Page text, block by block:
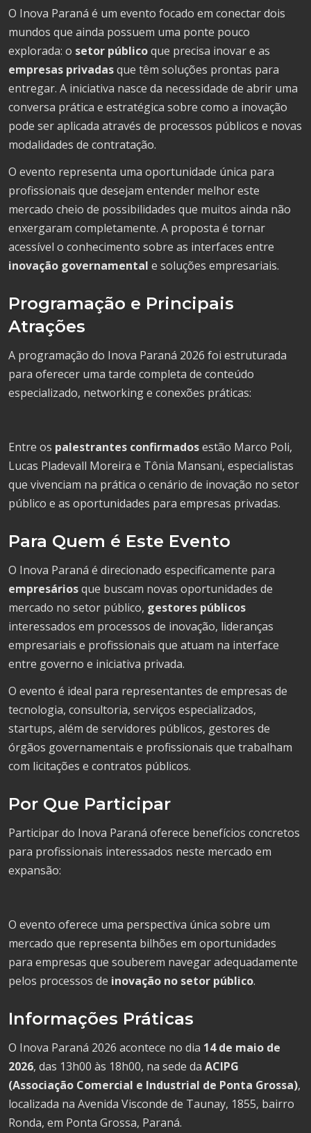
O Inova Paraná é um evento focado em conectar dois
mundos que ainda possuem uma ponte pouco
explorada: o setor públicoque precisa inovar e as
empresas privadasque têm soluções prontas para
entregar. A iniciativa nasce da necessidade de abrir uma
conversa prática e estratégica sobre como a inovação
pode ser aplicada através de processos públicos e novas
modalidades de contratação.
O evento representa uma oportunidade única para
profissionais que desejam entender melhor este
mercado cheio de possibilidades que muitos ainda não
enxergaram completamente. A proposta é tornar
acessível o conhecimento sobre as interfaces entre
inovação governamental e soluções empresariais.
Programação e Principais
Atrações
A programação do Inova Paraná 2026 foi estruturada
para oferecer uma tarde completa de conteúdo
especializado, networking e conexões práticas:
Entre os palestrantes confirmadosestão Marco Poli,
Lucas Pladevall Moreira e Tônia Mansani, especialistas
que vivenciam na prática o cenário de inovação no setor
público e as oportunidades para empresas privadas.
Para Quem é Este Evento
O Inova Paraná é direcionado especificamente para
empresáriosque buscam novas oportunidades de
mercado no setor público, gestores públicos
interessados em processos de inovação, lideranças
empresariais e profissionais que atuam na interface
entre governo e iniciativa privada.
O evento é ideal para representantes de empresas de
tecnologia, consultoria, serviços especializados,
startups, além de servidores públicos, gestores de
órgãos governamentais e profissionais que trabalham
com licitações e contratos públicos.
Por Que Participar
Participar do Inova Paraná oferece benefícios concretos
para profissionais interessados neste mercado em
expansão:
O evento oferece uma perspectiva única sobre um
mercado que representa bilhões em oportunidades
para empresas que souberem navegar adequadamente
pelos processos de inovação no setor público.
Informações Práticas
O Inova Paraná 2026 acontece no dia 14 de maio de
2026, das 13h00 às 18h00, na sede da ACIPG
(Associação Comercial e Industrial de Ponta Grossa),
localizada na Avenida Visconde de Taunay, 1855, bairro
Ronda, em Ponta Grossa, Paraná.